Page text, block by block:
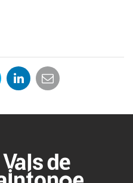
Partager
LinkedIn
Partager
email